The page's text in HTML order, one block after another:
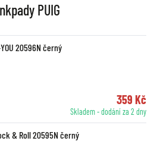
PUIG
20596N černý
359 Kč
Skladem - dodání za 2 dny
& Roll 20595N černý